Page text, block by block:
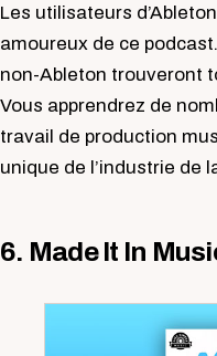
Les utilisateurs
amoureux de ce
non-Ableton trouveront
Vous apprendrez de
travail de production
unique de l’industrie de
6. Made It In